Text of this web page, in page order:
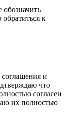
к
и
что
согласен
их полностью